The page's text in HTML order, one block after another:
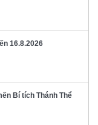
16.8.2026
Bí tích Thánh Thể